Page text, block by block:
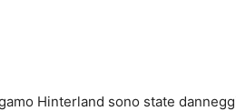
Hinterland sono state